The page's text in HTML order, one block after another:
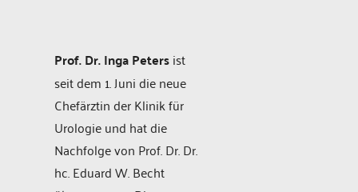
Prof. Dr. Inga Petersist
seit dem 1. Juni die neue
Chefärztin der Klinik für
Urologie und hat die
Nachfolge von Prof. Dr. Dr.
hc. Eduard W. Becht